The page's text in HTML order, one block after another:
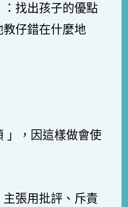
找出孩子的優點
仔錯在什麼地
」，因這樣做會使
張用批評、斥責